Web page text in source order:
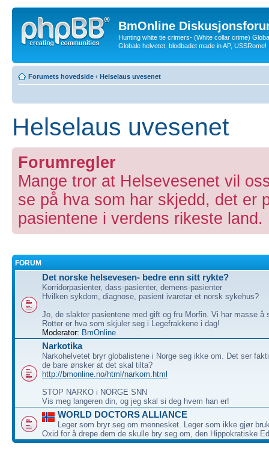
BmOnline
Hunting white tie crimers- (White collar crime)
Globale helvetet, blodbadet made in AP, USSRome!
Forumets hovedside ‹ Helselaus uvesenet
Helselaus uvesenet
Forumregler
Mange tror at Helsevesenet vil
se på hva som har skjedd, det er
pasientene i verdens rikeste land.
FORUM
Det norske helsevesen- bedre enn sitt rykte?
Korridorpasienter, dass-pasienter, demens-pasienter
Hvilken sykdom, diagnose, pasient ivaretar et norsk sykehus?
Jo, de slakter pasientene med gift og fru Morfin. Vi har masse å
Rotter er hva som skjuler seg i Legefrakkene i dag!
Moderator: BmOnline
Narkotika
Narkohelvetet bryr globalistene i Norge seg ikke om. Det ser
de bare ønsker at det skal tilta?
http://bmonline.no/html/narkom.html
STOP NARKO i NORGE SNN
Vis meg langeren din, og jeg skal si deg hvem han er!
WORLD DOCTORS ALLIANCE
Leger som bryr seg om mennesket. Leger som ikke gjør
Oxid for å drepe dem de skulle bry seg om, den Hippokratiske